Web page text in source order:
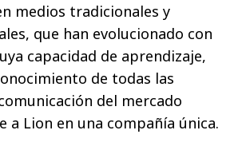
medios tradicionales y
que han evolucionado con
capacidad de aprendizaje,
de todas las
del mercado
a Lion en una compañía única.